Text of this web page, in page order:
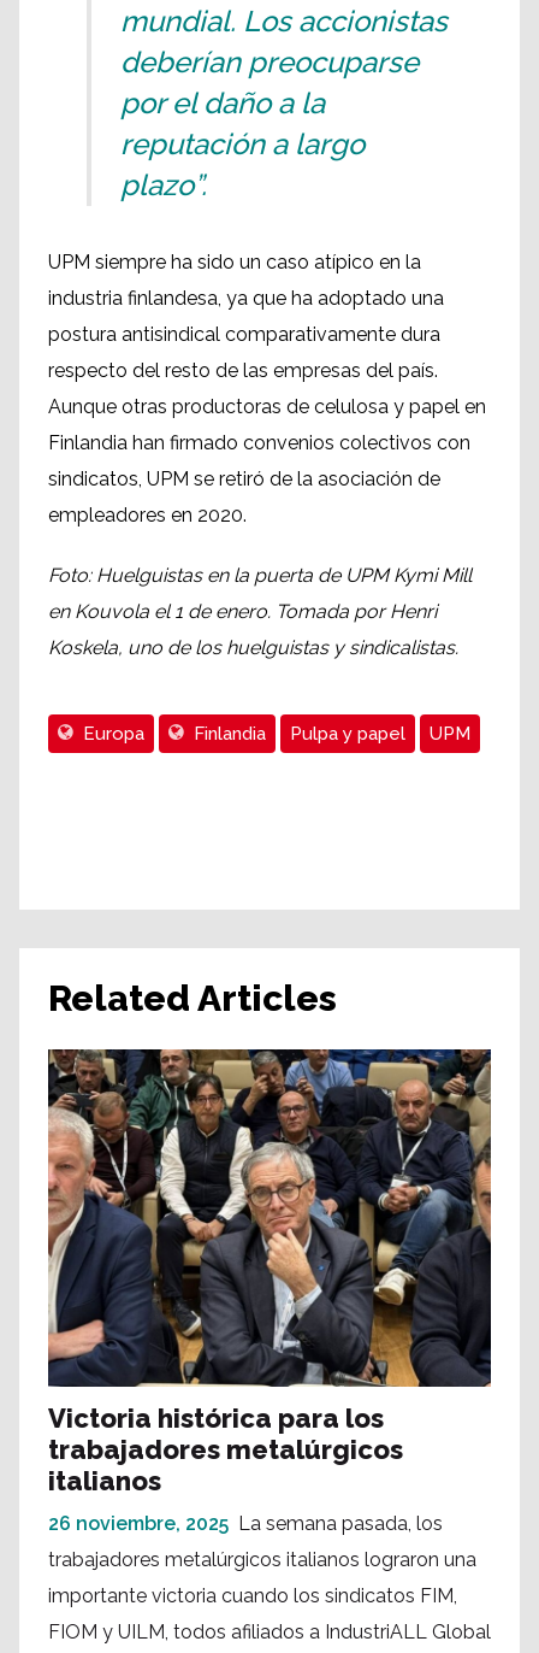
mundial. Los accionistas
deberían preocuparse
por el daño a la
reputación a largo
plazo”.
UPM siempre ha sido un caso atípico en la
industria finlandesa, ya que ha adoptado una
postura antisindical comparativamente dura
respecto del resto de las empresas del país.
Aunque otras productoras de celulosa y papel en
Finlandia han firmado convenios colectivos con
sindicatos, UPM se retiró de la asociación de
empleadores en 2020.
Foto: Huelguistas en la puerta de UPM Kymi Mill
en Kouvola el 1 de enero. Tomada por Henri
Koskela, uno de los huelguistas y sindicalistas.
Europa Finlandia Pulpa y papel UPM
Related Articles
Victoria histórica para los
trabajadores metalúrgicos
italianos
26 noviembre, 2025 La semana pasada, los
trabajadores metalúrgicos italianos lograron una
importante victoria cuando los sindicatos FIM,
FIOM y UILM, todos afiliados a IndustriALL Global